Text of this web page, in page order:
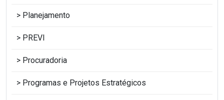
Planejamento
PREVI
Procuradoria
Programas e Projetos Estratégicos